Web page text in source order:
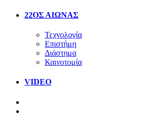
22ΟΣ ΑΙΩΝΑΣ
Τεχνολογία
Επιστήμη
Διάστημα
Καινοτομία
VIDEO